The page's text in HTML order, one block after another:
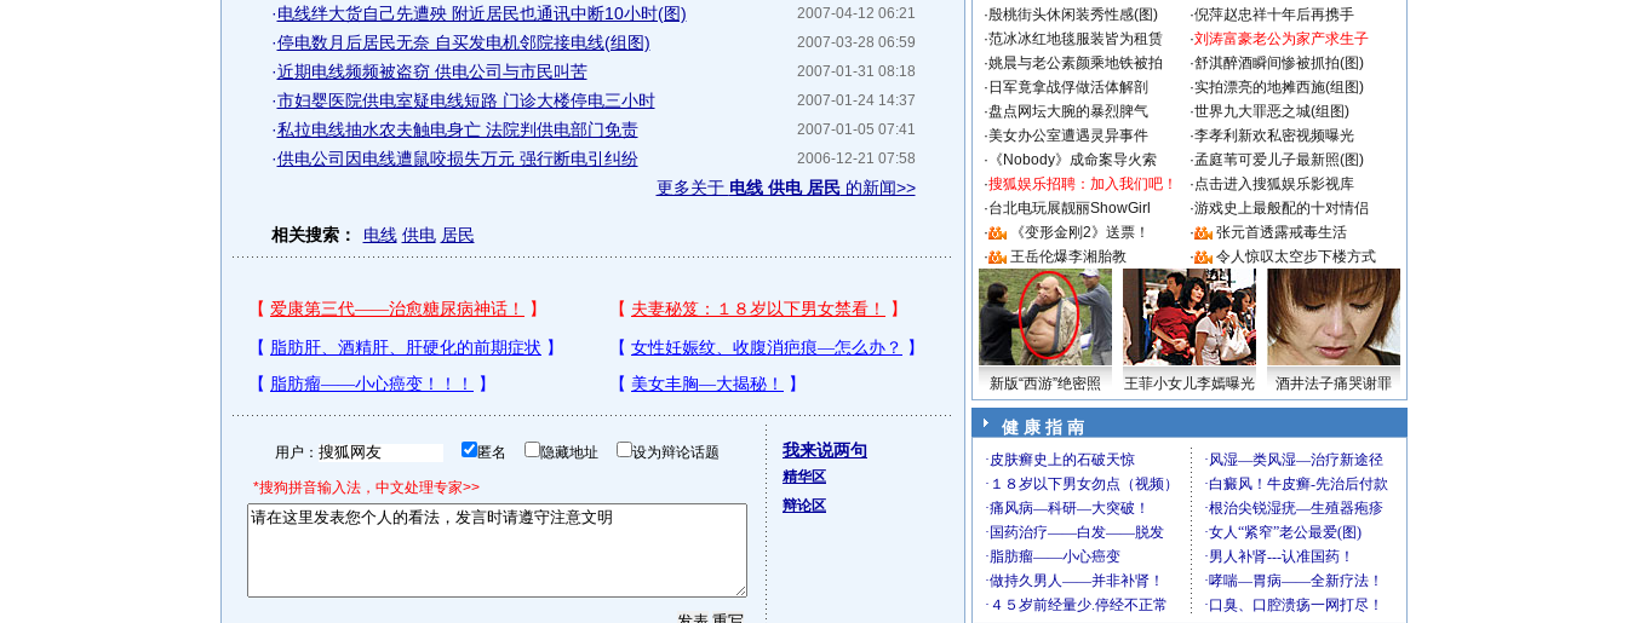
2007-04-12 06:21
·电线绊大货自己先遭殃 附近居民也通讯中断10小时(图)
2007-03-28 06:59
·停电数月后居民无奈 自买发电机邻院接电线(组图)
2007-01-31 08:18
·近期电线频频被盗窃 供电公司与市民叫苦
2007-01-24 14:37
·市妇婴医院供电室疑电线短路 门诊大楼停电三小时
2007-01-05 07:41
·私拉电线抽水农夫触电身亡 法院判供电部门免责
2006-12-21 07:58
·供电公司因电线遭鼠咬损失万元 强行断电引纠纷
更多关于 电线 供电 居民的新闻>>
相关搜索： 电线 供电 居民
用户： 匿名 隐藏地址 设为辩论话题
*搜狗拼音输入法，中文处理专家>>
我来说两句
精华区
辩论区
·殷桃街头休闲装秀性感(图) ·倪萍赵忠祥十年后再携手
·范冰冰红地毯服装皆为租赁 ·刘涛富豪老公为家产求生子
·姚晨与老公素颜乘地铁被拍 ·舒淇醉酒瞬间惨被抓拍(图)
· 日军竟拿战俘做活体解剖 ·实拍漂亮的地摊西施(组图)
·盘点网坛大腕的暴烈脾气 ·世界九大罪恶之城(组图)
·美女办公室遭遇灵异事件 ·李孝利新欢私密视频曝光
· 《Nobody》成命案导火索 ·孟庭苇可爱儿子最新照(图)
·搜狐娱乐招聘：加入我们吧！ ·点击进入搜狐娱乐影视库
·台北电玩展靓丽ShowGirl ·游戏史上最般配的十对情侣
·
《变形金刚2》送票！ ·
张元首透露戒毒生活
·
王岳伦爆李湘胎教 · 令人惊叹太空步下楼方式
新版“西游”绝密照 王菲小女儿李嫣曝光 酒井法子痛哭谢罪
健 康 指 南